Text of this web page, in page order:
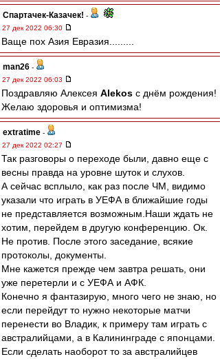
Спартачек-Казачек! -
27 дек 2022 06:30
Ваще пох Азия Евразия.........
man26 -
27 дек 2022 06:03
Поздравляю Алексея Alekos с днём рождения!
Желаю здоровья и оптимизма!
extratime -
27 дек 2022 02:27
Так разговоры о переходе были, давно еще с
весны правда на уровне шуток и слухов.
А сейчас всплыло, как раз после ЧМ, видимо
указали что играть в УЕФА в ближайшие годы
не представляется возможным.Наши ждать не
хотим, перейдем в другую конференцию. Ок.
Не против. После этого заседание, всякие
протоколы, документы.
Мне кажется прежде чем завтра решать, они
уже перетерли и с УЕФА и АФК.
Конечно я фантазирую, много чего не знаю, но
если перейдут то нужно некоторые матчи
перенести во Владик, к примеру там играть с
австралийцами, а в Калининграде с японцами.
Если сделать наоборот то за австралийцев